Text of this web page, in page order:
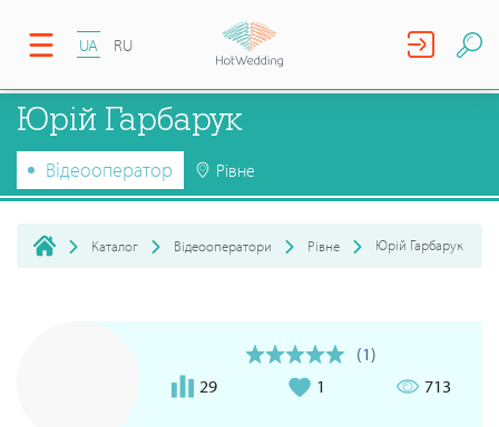
UA RU
Юрій Гарбарук
Відеооператор Рівне
Каталог Відеооператори Рівне Юрій Гарбарук
(1)
29
1 713